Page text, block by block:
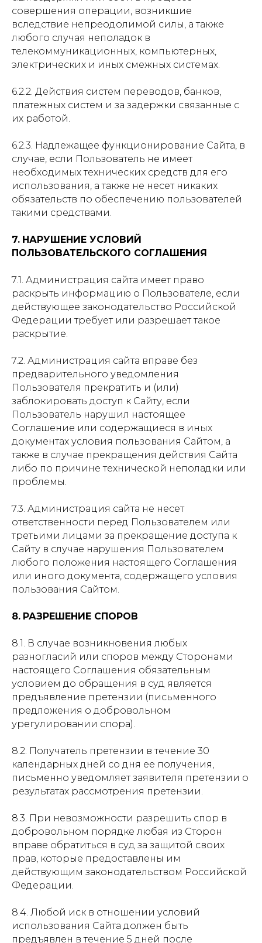
совершения операции, возникшие
вследствие непреодолимой силы, а также
любого случая неполадок в
телекоммуникационных, компьютерных,
электрических и иных смежных системах.
6.2.2. Действия систем переводов, банков,
платежных систем и за задержки связанные с
их работой.
6.2.3. Надлежащее функционирование Сайта, в
случае, если Пользователь не имеет
необходимых технических средств для его
использования, а также не несет никаких
обязательств по обеспечению пользователей
такими средствами.
7. НАРУШЕНИЕ УСЛОВИЙ
ПОЛЬЗОВАТЕЛЬСКОГО СОГЛАШЕНИЯ
7.1. Администрация сайта имеет право
раскрыть информацию о Пользователе, если
действующее законодательство Российской
Федерации требует или разрешает такое
раскрытие.
7.2. Администрация сайта вправе без
предварительного уведомления
Пользователя прекратить и (или)
заблокировать доступ к Сайту, если
Пользователь нарушил настоящее
Соглашение или содержащиеся в иных
документах условия пользования Сайтом, а
также в случае прекращения действия Сайта
либо по причине технической неполадки или
проблемы.
7.3. Администрация сайта не несет
ответственности перед Пользователем или
третьими лицами за прекращение доступа к
Сайту в случае нарушения Пользователем
любого положения настоящего Соглашения
или иного документа, содержащего условия
пользования Сайтом.
8. РАЗРЕШЕНИЕ СПОРОВ
8.1. В случае возникновения любых
разногласий или споров между Сторонами
настоящего Соглашения обязательным
условием до обращения в суд является
предъявление претензии (письменного
предложения о добровольном
урегулировании спора).
8.2. Получатель претензии в течение 30
календарных дней со дня ее получения,
письменно уведомляет заявителя претензии о
результатах рассмотрения претензии.
8.3. При невозможности разрешить спор в
добровольном порядке любая из Сторон
вправе обратиться в суд за защитой своих
прав, которые предоставлены им
действующим законодательством Российской
Федерации.
8.4. Любой иск в отношении условий
использования Сайта должен быть
предъявлен в течение 5 дней после